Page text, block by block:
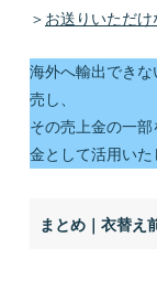
＞ お送りいただけ
海外へ輸出でき
売し、
その売上金の一
金として活用いた
まとめ｜衣替え